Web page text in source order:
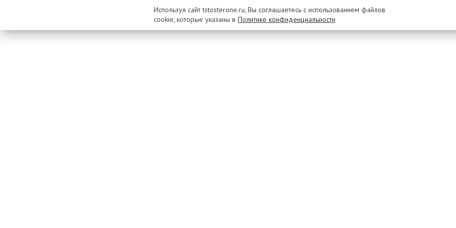
Используя сайт tstosterone.ru, Вы соглашаетесь с использованием файлов
cookie, которые указаны в Политике конфиденциальности